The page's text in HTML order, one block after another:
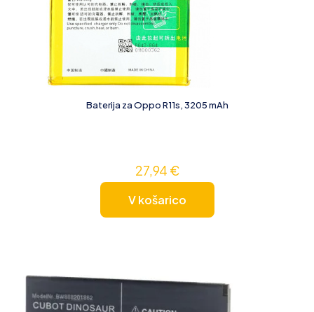
Baterija za Oppo R11s, 3205 mAh
27,94 €
V košarico